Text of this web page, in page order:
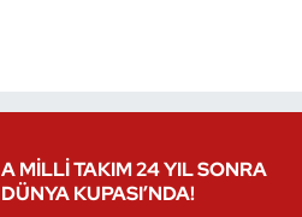
A MİLLİ TAKIM 24 YIL SONRA
DÜNYA KUPASI’NDA!